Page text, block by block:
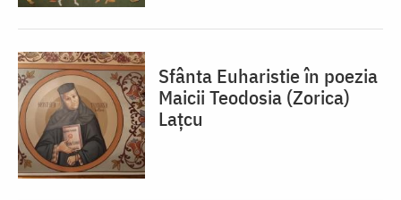
Sfânta Euharistie în poezia
Maicii Teodosia (Zorica)
Lațcu